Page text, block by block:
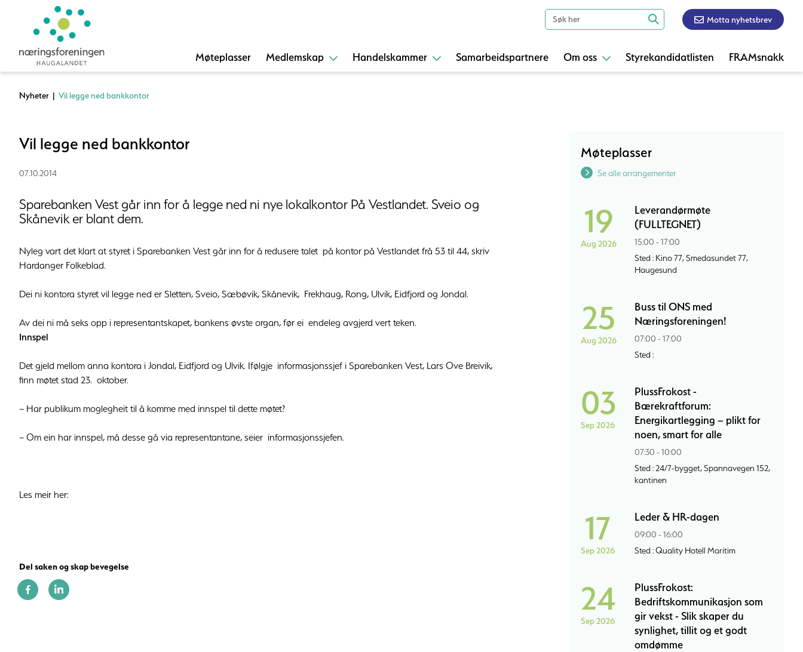
Motta nyhetsbrev
Møteplasser Medlemskap Handelskammer Samarbeidspartnere Om oss Styrekandidatlisten FRAMsnakk
Nyheter | Vil legge ned bankkontor
Vil legge ned bankkontor
07.10.2014
Sparebanken Vest går inn for å legge ned ni nye lokalkontor På Vestlandet. Sveio og
Skånevik er blant dem.
Nyleg vart det klart at styret i Sparebanken Vest går inn for å redusere talet på kontor på Vestlandet frå 53 til 44, skriv
Hardanger Folkeblad.
Dei ni kontora styret vil legge ned er Sletten, Sveio, Sæbøvik, Skånevik, Frekhaug, Rong, Ulvik, Eidfjord og Jondal.
Av dei ni må seks opp i representantskapet, bankens øvste organ, før ei endeleg avgjerd vert teken.
Innspel
Det gjeld mellom anna kontora i Jondal, Eidfjord og Ulvik. Ifølgje informasjonssjef i Sparebanken Vest, Lars Ove Breivik,
finn møtet stad 23. oktober.
– Har publikum moglegheit til å komme med innspel til dette møtet?
– Om ein har innspel, må desse gå via representantane, seier informasjonssjefen.
Les meir her:
Del saken og skap bevegelse
Møteplasser
Se alle arrangementer
19
Aug 2026
Leverandørmøte
(FULLTEGNET)
15:00 - 17:00
Sted : Kino 77, Smedasundet 77,
Haugesund
25
Aug 2026
Buss til ONS med
Næringsforeningen!
07:00 - 17:00
Sted :
03
Sep 2026
PlussFrokost -
Bærekraftforum:
Energikartlegging – plikt for
noen, smart for alle
07:30 - 10:00
Sted : 24/7-bygget, Spannavegen 152,
kantinen
17
Sep 2026
Leder & HR-dagen
09:00 - 16:00
Sted : Quality Hotell Maritim
24
Sep 2026
PlussFrokost:
Bedriftskommunikasjon som
gir vekst - Slik skaper du
synlighet, tillit og et godt
omdømme